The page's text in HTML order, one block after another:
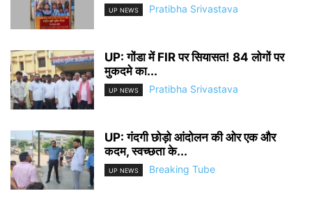
UP NEWS Pratibha Srivastava
UP: गोंडा में FIR पर सियासत! 84 लोगों पर
मुकदमे का...
UP NEWS Pratibha Srivastava
UP: गंदगी छोड़ो आंदोलन की ओर एक और
कदम, स्वच्छता के...
UP NEWS Breaking Tube